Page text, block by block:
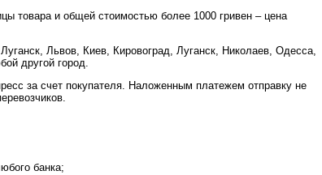
товара и общей стоимостью более 1000 гривен – цена
Львов, Киев, Кировоград, Луганск, Николаев, Одесса,
другой город.
за счет покупателя. Наложенным платежем отправку не
банка;